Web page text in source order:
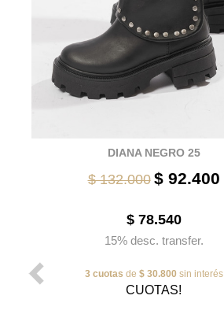
DIANA NEGRO 25
$ 132.000 $ 92.400
$ 78.540
15% desc. transfer.
3 cuotas de $ 30.800 sin interés
CUOTAS!